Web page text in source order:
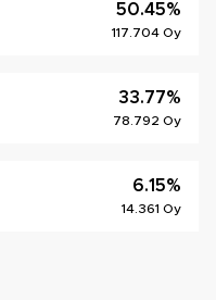
50.45%
117.704 Oy
33.77%
78.792 Oy
6.15%
14.361 Oy